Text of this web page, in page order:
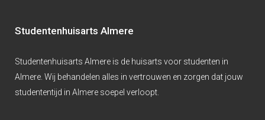
Studentenhuisarts Almere
Studentenhuisarts Almere is de huisarts voor studenten in
Almere. Wij behandelen alles in vertrouwen en zorgen dat jouw
studententijd in Almere soepel verloopt.